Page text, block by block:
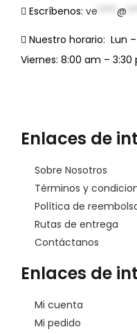
Escríbenos: ve @
Nuestro horario: Lun
Viernes: 8:00 am – 3:30
Enlaces de
Sobre Nosotros
Términos y
Política de
Rutas de entrega
Contáctanos
Enlaces de
Mi cuenta
Mi pedido